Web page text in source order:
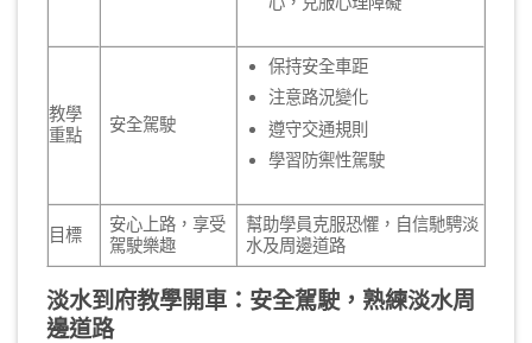
教學
重點
安全駕駛
保持安全車距
注意路況變化
遵守交通規則
學習防禦性駕駛
目標
安心上路，享受
駕駛樂趣
幫助學員克服恐懼，自信馳騁淡
水及周邊道路
淡水到府教學開車：安全駕駛，熟練淡水周
邊道路